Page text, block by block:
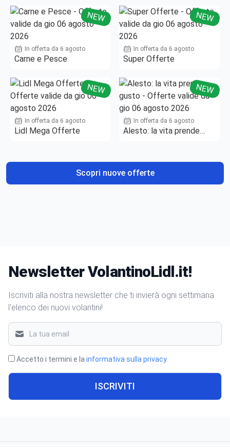
NEW
In offerta da 6 agosto
Carne e Pesce
NEW
In offerta da 6 agosto
Super Offerte
NEW
In offerta da 6 agosto
Lidl Mega Offerte
NEW
In offerta da 6 agosto
Alesto: la vita prende
Scopri nuove offerte
Newsletter VolantinoLidl.it!
Iscriviti alla nostra newsletter che ti invierà ogni settimana
l'elenco dei nuovi volantini!
Accetto i termini e la informativa sulla privacy.
ISCRIVITI